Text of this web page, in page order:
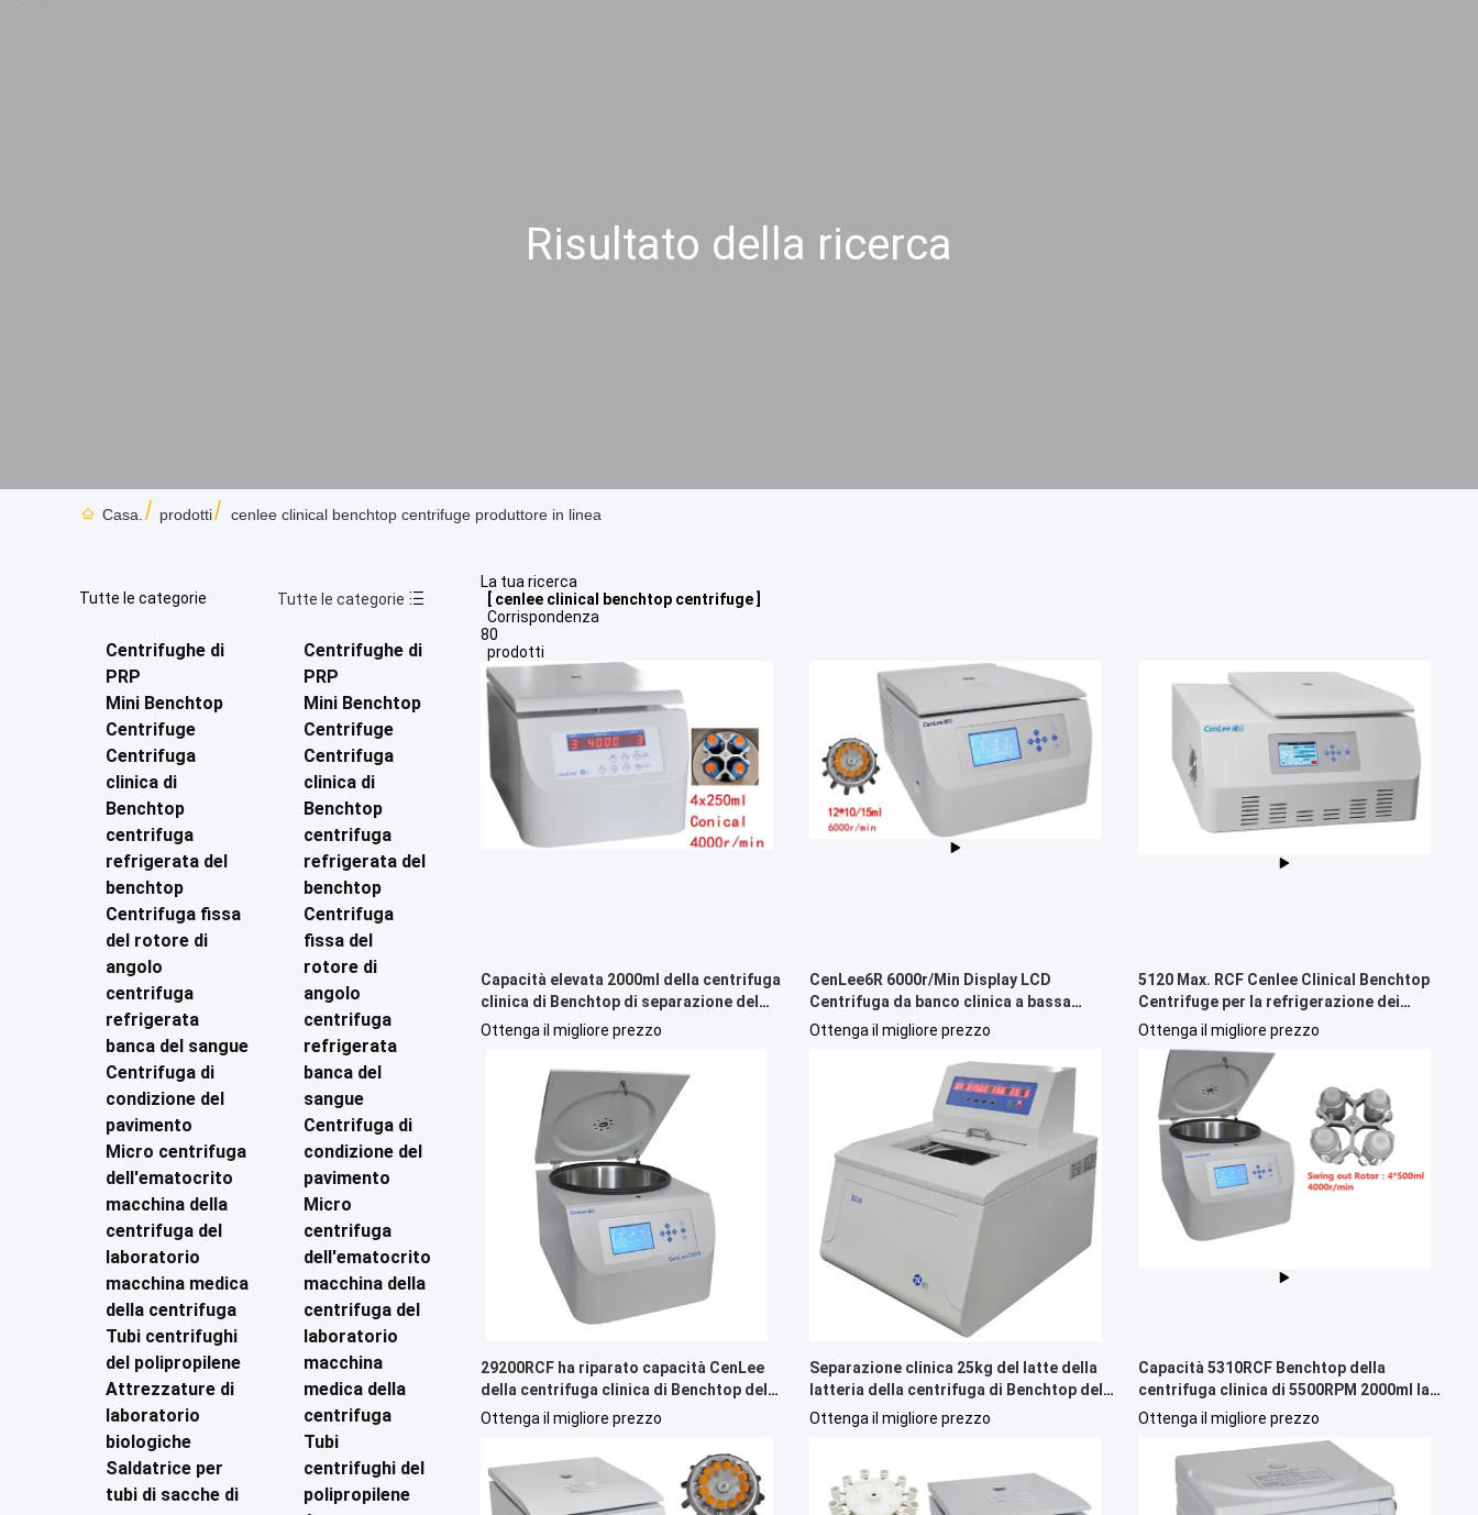
Risultato della ricerca
Casa. prodotti cenlee clinical benchtop centrifuge produttore in linea
Tutte le categorie
Centrifughe di
PRP
Mini Benchtop
Centrifuge
Centrifuga
clinica di
Benchtop
centrifuga
refrigerata del
benchtop
Centrifuga fissa
del rotore di
angolo
centrifuga
refrigerata
banca del sangue
Centrifuga di
condizione del
pavimento
Micro centrifuga
dell'ematocrito
macchina della
centrifuga del
laboratorio
macchina medica
della centrifuga
Tubi centrifughi
del polipropilene
Attrezzature di
laboratorio
biologiche
Saldatrice per
tubi di sacche di
Tutte le categorie
Centrifughe di
PRP
Mini Benchtop
Centrifuge
Centrifuga
clinica di
Benchtop
centrifuga
refrigerata del
benchtop
Centrifuga
fissa del
rotore di
angolo
centrifuga
refrigerata
banca del
sangue
Centrifuga di
condizione del
pavimento
Micro
centrifuga
dell'ematocrito
macchina della
centrifuga del
laboratorio
macchina
medica della
centrifuga
Tubi
centrifughi del
polipropilene
La tua ricerca
[ cenlee clinical benchtop centrifuge ]
Corrispondenza
80
prodotti
Capacità elevata 2000ml della centrifuga
clinica di Benchtop di separazione del
campione di CenLee
Ottenga il migliore prezzo
CenLee6R 6000r/Min Display LCD
Centrifuga da banco clinica a bassa
velocità refrigerata
Ottenga il migliore prezzo
5120 Max. RCF Cenlee Clinical Benchtop
Centrifuge per la refrigerazione dei
sacchi di sangue e la costruzione di
SS304
Ottenga il migliore prezzo
29200RCF ha riparato capacità CenLee
della centrifuga clinica di Benchtop del
rotore di angolo la grande
Ottenga il migliore prezzo
Separazione clinica 25kg del latte della
latteria della centrifuga di Benchtop del
butirrometro di 504RCF Gerber
Ottenga il migliore prezzo
Capacità 5310RCF Benchtop della
centrifuga clinica di 5500RPM 2000ml la
grande ha arieggiato
Ottenga il migliore prezzo